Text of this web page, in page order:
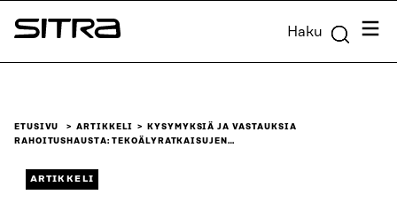
Siirry
suoraan
Sitra Haku
ETUSIVU ARTIKKELI
KYSYMYKSIÄ JA VASTAUKSIA
RAHOITUSHAUSTA: TEKOÄLYRATKAISUJEN…
ARTIKKELI